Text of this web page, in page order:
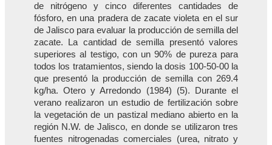
de nitrógeno y cinco diferentes cantidades de
fósforo, en una pradera de zacate violeta en el sur
de Jalisco para evaluar la producción de semilla del
zacate. La cantidad de semilla presentó valores
superiores al testigo, con un 90% de pureza para
todos los tratamientos, siendo la dosis 100-50-00 la
que presentó la producción de semilla con 269.4
kg/ha. Otero y Arredondo (1984) (5). Durante el
verano realizaron un estudio de fertilización sobre
la vegetación de un pastizal mediano abierto en la
región N.W. de Jalisco, en donde se utilizaron tres
fuentes nitrogenadas comerciales (urea, nitrato y